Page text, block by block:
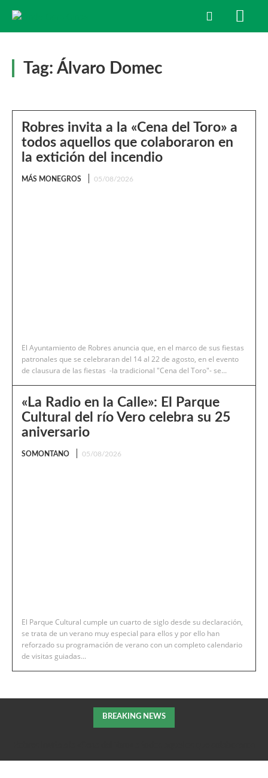
Tag: Álvaro Domec
Robres invita a la «Cena del Toro» a
todos aquellos que colaboraron en
la extición del incendio
MÁS MONEGROS 05/08/2026
El Ayuntamiento de Robres anuncia que, en el marco de sus fiestas
patronales que se celebraran del 14 al 22 de agosto, en el evento
de clausura de las fiestas -la tradicional "Cena del Toro"- se...
«La Radio en la Calle»: El Parque
Cultural del río Vero celebra su 25
aniversario
SOMONTANO 05/08/2026
El Parque Cultural cumple un cuarto de siglo desde su declaración,
se trata de un verano muy especial para ellos y por ello han
reforzado su programación de verano con un completo calendario
de visitas guiadas...
BREAKING NEWS